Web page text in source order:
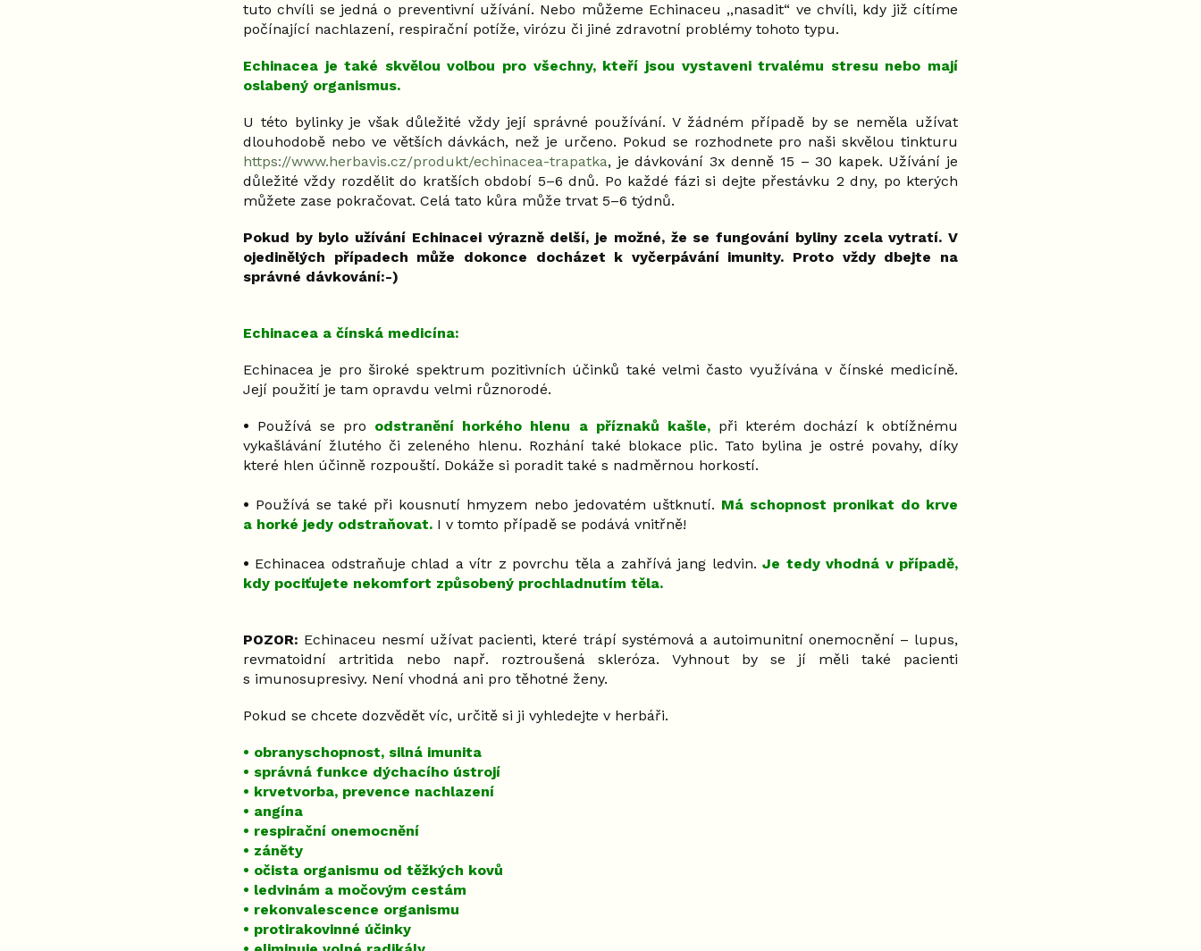
tuto chvíli se jedná o preventivní užívání. Nebo můžeme Echinaceu ,,nasadit“ ve chvíli, kdy již cítíme
počínající nachlazení, respirační potíže, virózu či jiné zdravotní problémy tohoto typu.
Echinacea je také skvělou volbou pro všechny, kteří jsou vystaveni trvalému stresu nebo mají
oslabený organismus.
U této bylinky je však důležité vždy její správné používání. V žádném případě by se neměla užívat
dlouhodobě nebo ve větších dávkách, než je určeno. Pokud se rozhodnete pro naši skvělou tinkturu
https://www.herbavis.cz/produkt/echinacea-trapatka, je dávkování 3x denně 15 – 30 kapek. Užívání je
důležité vždy rozdělit do kratších období 5–6 dnů. Po každé fázi si dejte přestávku 2 dny, po kterých
můžete zase pokračovat. Celá tato kůra může trvat 5–6 týdnů.
Pokud by bylo užívání Echinacei výrazně delší, je možné, že se fungování byliny zcela vytratí. V
ojedinělých případech může dokonce docházet k vyčerpávání imunity. Proto vždy dbejte na
správné dávkování:-)
Echinacea a čínská medicína:
Echinacea je pro široké spektrum pozitivních účinků také velmi často využívána v čínské medicíně.
Její použití je tam opravdu velmi různorodé.
• Používá se pro odstranění horkého hlenu a příznaků kašle,při kterém dochází k obtížnému
vykašlávání žlutého či zeleného hlenu. Rozhání také blokace plic. Tato bylina je ostré povahy, díky
které hlen účinně rozpouští. Dokáže si poradit také s nadměrnou horkostí.
• Používá se také při kousnutí hmyzem nebo jedovatém uštknutí. Má schopnost pronikat do krve
a horké jedy odstraňovat. I v tomto případě se podává vnitřně!
• Echinacea odstraňuje chlad a vítr z povrchu těla a zahřívá jang ledvin. Je tedy vhodná v případě,
kdy pociťujete nekomfort způsobený prochladnutím těla.
POZOR: Echinaceu nesmí užívat pacienti, které trápí systémová a autoimunitní onemocnění – lupus,
revmatoidní artritida nebo např. roztroušená skleróza. Vyhnout by se jí měli také pacienti
s imunosupresivy. Není vhodná ani pro těhotné ženy.
Pokud se chcete dozvědět víc, určitě si ji vyhledejte v herbáři.
• obranyschopnost, silná imunita
• správná funkce dýchacího ústrojí
• krvetvorba, prevence nachlazení
• angína
• respirační onemocnění
• záněty
• očista organismu od těžkých kovů
• ledvinám a močovým cestám
• rekonvalescence organismu
• protirakovinné účinky